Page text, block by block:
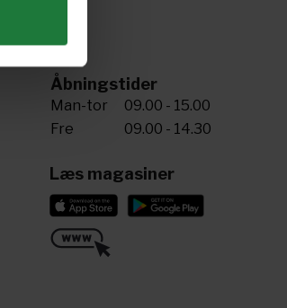
Åbningstider
Man-tor
09.00 - 15.00
Fre
09.00 - 14.30
Læs magasiner